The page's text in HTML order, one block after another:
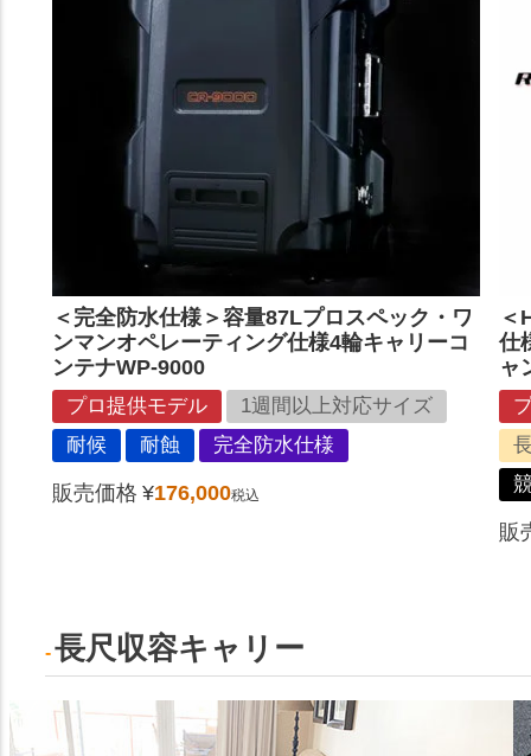
＜完全防水仕様＞容量87Lプロスペック・ワ
ンマンオペレーティング仕様4輪キャリーコ
ンテナWP-9000
プロ提供モデル
1週間以上対応サイズ
耐候
耐蝕 完全防水仕様
販売価格 ¥176,000税込
＜
仕
ャ
販
長尺収容キャリー